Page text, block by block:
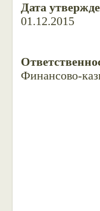
Дата
01.12.2015
Финансово-